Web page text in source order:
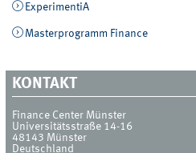
ExperimentiA
Masterprogramm Finance
KONTAKT
Finance Center Münster
Universitätsstraße 14-16
48143 Münster
Deutschland